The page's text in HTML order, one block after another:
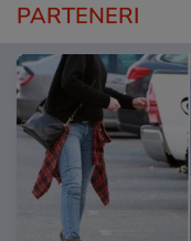
PARTENERI